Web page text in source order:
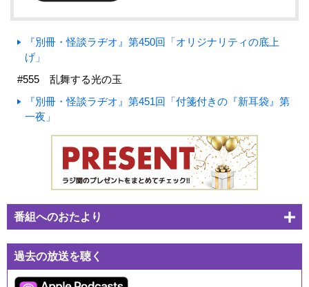
『別冊・怪談ラヂオ』第450回「オリジナリティの底上
げ」
#555 乱舞する光の玉
『別冊・怪談ラヂオ』第451回「付箋付きの『新耳袋』第
一夜」
番組へのおたより
過去の放送を聴く